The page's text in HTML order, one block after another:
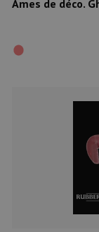
Ames de déco.